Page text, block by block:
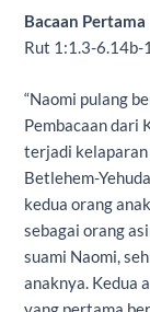
Bacaan Pertama
Rut 1:1.3-6.14b-
“Naomi pulang
Pembacaan dari
terjadi
Betlehem-
kedua orang
sebagai orang
suami Naomi,
anaknya. Kedua